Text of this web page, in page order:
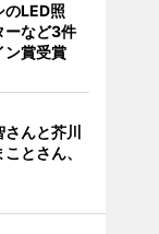
のLED照
ーなど3件
ン賞受賞
んと芥川
とさん、